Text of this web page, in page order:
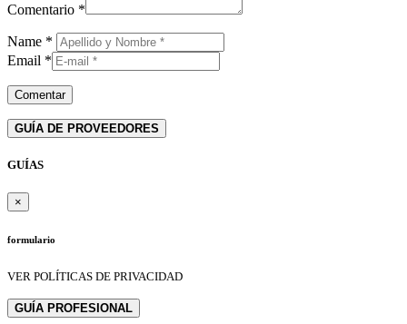
Comentario *
Name *
Email *
GUÍA DE PROVEEDORES
GUÍAS
×
formulario
VER POLÍTICAS DE PRIVACIDAD
GUÍA PROFESIONAL